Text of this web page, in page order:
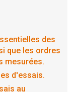
des
que les ordres
mesurées.
d'essais.
au